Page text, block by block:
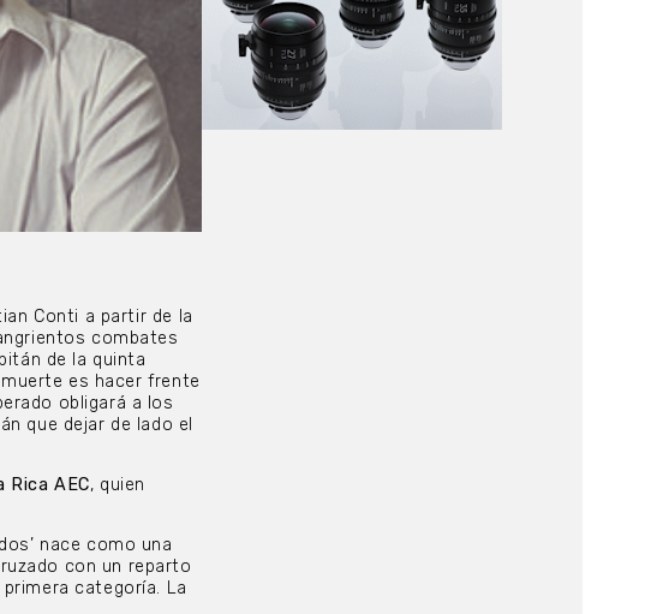
Conti a partir de la
combates
de la quinta
es hacer frente
obligará a los
que dejar de lado el
Rica AEC, quien
nace como una
con un reparto
categoría. La